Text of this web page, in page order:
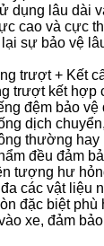
dụng lâu dài
cao và cực
sự bảo vệ
trượt + Kết
trượt kết hợp
đệm bảo
dịch
thường hay
đều đảm
tượng hư
các vật liệu
đặc biệt
xe, đảm